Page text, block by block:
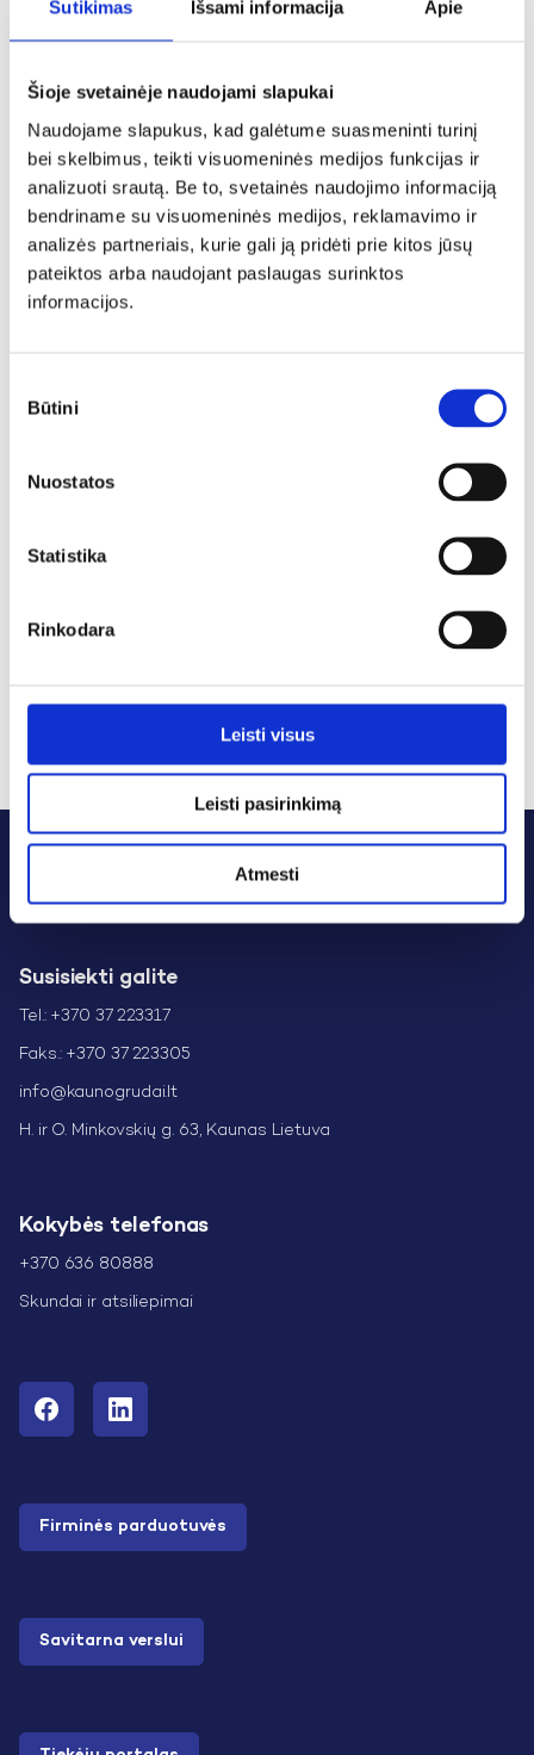
Sutikimas Išsami informacija Apie
Šioje svetainėje naudojami slapukai
Naudojame slapukus, kad galėtume suasmeninti turinį
bei skelbimus, teikti visuomeninės medijos funkcijas ir
analizuoti srautą. Be to, svetainės naudojimo informaciją
bendriname su visuomeninės medijos, reklamavimo ir
analizės partneriais, kurie gali ją pridėti prie kitos jūsų
pateiktos arba naudojant paslaugas surinktos
informacijos.
pasirinkimas
Būtini
Nuostatos
Statistika
Rinkodara
Leisti visus
Leisti pasirinkimą
Atmesti
Geresnis maistas geresnei ateičiai
Efektyviai integruota, tvariai veikianti,
kartu, veikti sumaniai
Susisiekti galite
Tel.: +370 37 223317
Faks.: +370 37 223305
info@kaunogrudai.lt
H. ir O. Minkovskių g. 63, Kaunas Lietuva
Kokybės telefonas
+370 636 80888
Skundai ir atsiliepimai
Firminės parduotuvės
Savitarna verslui